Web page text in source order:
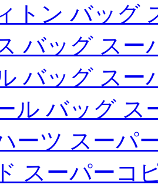
トン バッグ
バッグ スー
バッグ スー
ル バッグ ス
ーツ スーパ
スーパーコ